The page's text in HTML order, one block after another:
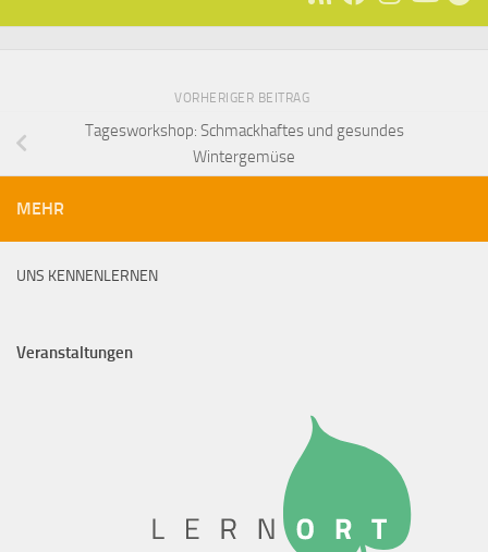
VORHERIGER BEITRAG
Tagesworkshop: Schmackhaftes und gesundes
Wintergemüse
MEHR
UNS KENNENLERNEN
Veranstaltungen